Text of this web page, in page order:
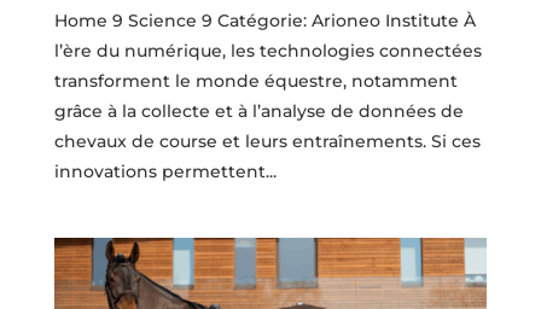
Home 9 Science 9 Catégorie: Arioneo Institute À
l’ère du numérique, les technologies connectées
transforment le monde équestre, notamment
grâce à la collecte et à l’analyse de données de
chevaux de course et leurs entraînements. Si ces
innovations permettent...